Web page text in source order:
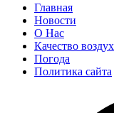
Главная
Новости
О Нас
Качество
Погода
Политика сайта